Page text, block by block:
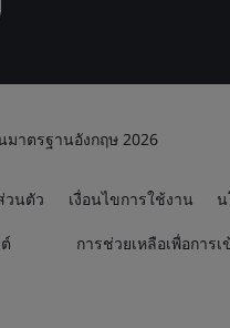
าตรฐานอังกฤษ 2026
วนตัว เงื่อนไขการใช้งาน
การช่วยเหลือเพื่อการเ